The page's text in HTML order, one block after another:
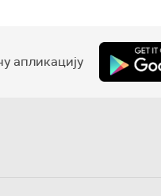
апликацију